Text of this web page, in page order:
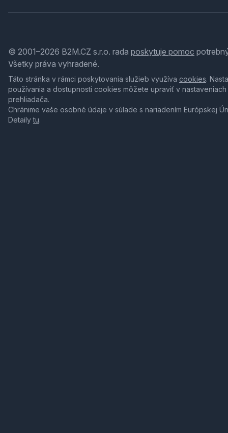
© 2001–2026 B2M.CZ s.r.o. rada poskytuje pomoc
Všetky práva vyhradené.
Táto stránka v rámci poskytovania služieb využíva cookies.
používania a dostupnosti cookies môžete upraviť v nastaveniach
prehliadača.
Chránime vaše osobné údaje v súlade s nariadením Európskej
Detailytu.